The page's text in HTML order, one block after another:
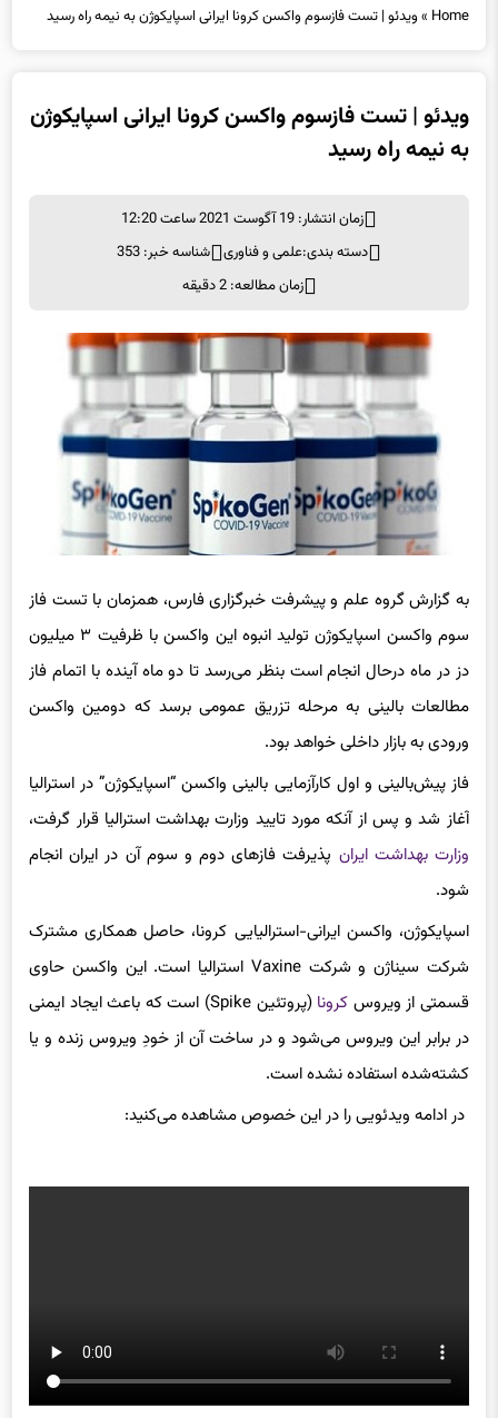
Home
» ویدئو | تست فازسوم واکسن کرونا ایرانی اسپایکوژن به نیمه راه رسید
ویدئو | تست فازسوم واکسن کرونا ایرانی اسپایکوژن
به نیمه راه رسید
زمان انتشار: 19 آگوست 2021 ساعت 12:20
دسته بندی:علمی و فناوری شناسه خبر: 353
زمان مطالعه: 2 دقیقه
به گزارش گروه علم و پیشرفت خبرگزاری فارس، همزمان با تست فاز
سوم واکسن اسپایکوژن تولید انبوه این واکسن با ظرفیت ۳ میلیون
دز در ماه درحال انجام است بنظر می‌رسد تا دو ماه آینده با اتمام فاز
مطالعات بالینی به مرحله تزریق عمومی برسد که دومین واکسن
ورودی به بازار داخلی خواهد بود.
فاز پیش‌بالینی و اول کارآزمایی بالینی واکسن “اسپایکوژن” در استرالیا
آغاز شد و پس از آنکه مورد تایید وزارت بهداشت استرالیا قرار گرفت،
وزارت بهداشت ایران پذیرفت فازهای دوم و سوم آن در ایران انجام
شود.
اسپایکوژن، واکسن ایرانی-استرالیایی کرونا، حاصل همکاری مشترک
شرکت سیناژن و شرکت Vaxine استرالیا است. این واکسن حاوی
قسمتی از ویروس کرونا
(پروتئین Spike) است که باعث ایجاد ایمنی
در برابر این ویروس می‌شود و در ساخت آن از خودِ ویروس زنده و یا
کشته‌شده استفاده نشده است.
در ادامه ویدئویی را در این خصوص مشاهده می‌کنید: